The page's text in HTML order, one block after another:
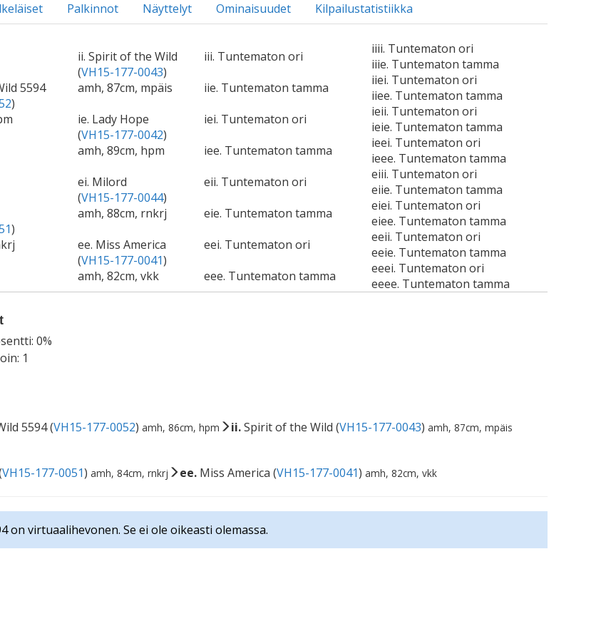
Palkinnot Näyttelyt Ominaisuudet Kilpailustatistiikka
5594
)
ii. Spirit of the Wild
(VH15-177-0043)
amh, 87cm, mpäis
iii. Tuntematon ori
iiii. Tuntematon ori
iiie. Tuntematon tamma
iie. Tuntematon tamma
iiei. Tuntematon ori
iiee. Tuntematon tamma
ie. Lady Hope
(VH15-177-0042)
amh, 89cm, hpm
iei. Tuntematon ori
ieii. Tuntematon ori
ieie. Tuntematon tamma
iee. Tuntematon tamma
ieei. Tuntematon ori
ieee. Tuntematon tamma
)
ei. Milord
(VH15-177-0044)
amh, 88cm, rnkrj
eii. Tuntematon ori
eiii. Tuntematon ori
eiie. Tuntematon tamma
eie. Tuntematon tamma
eiei. Tuntematon ori
eiee. Tuntematon tamma
ee. Miss America
(VH15-177-0041)
amh, 82cm, vkk
eei. Tuntematon ori
eeii. Tuntematon ori
eeie. Tuntematon tamma
eee. Tuntematon tamma
eeei. Tuntematon ori
eeee. Tuntematon tamma
0%
1
5594 (VH15-177-0052) amh, 86cm, hpm ii.Spirit of the Wild (VH15-177-0043) amh, 87cm, mpäis
VH15-177-0051) amh, 84cm, rnkrj ee. Miss America (VH15-177-0041) amh, 82cm, vkk
on virtuaalihevonen. Se ei ole oikeasti olemassa.